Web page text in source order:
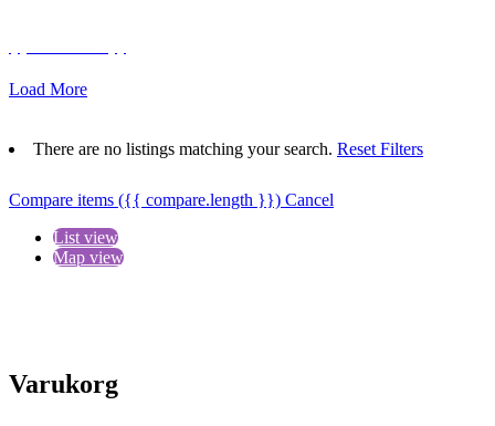
Load More
There are no listings matching your search. Reset Filters
Compare items ({{ compare.length }}) Cancel
List view
Map view
Varukorg